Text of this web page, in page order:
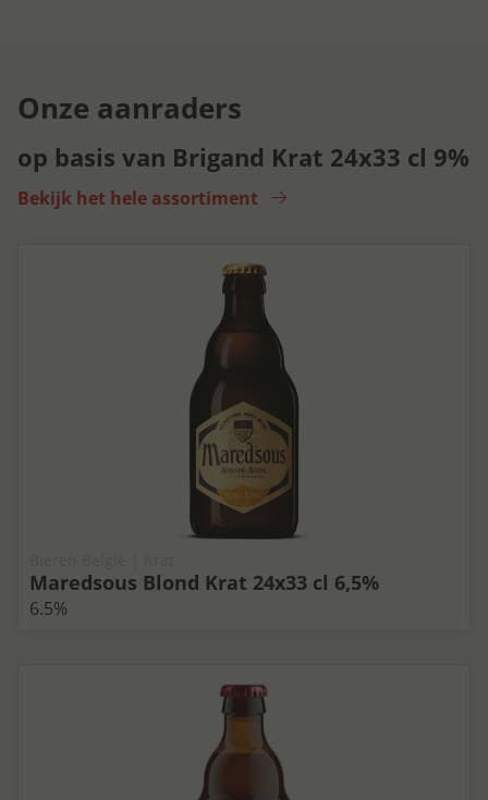
Onze aanraders
op basis van Brigand Krat 24x33 cl 9%
Bekijk het hele assortiment
Maredsous Blond Krat 24x33 cl 6,5%
6.5%